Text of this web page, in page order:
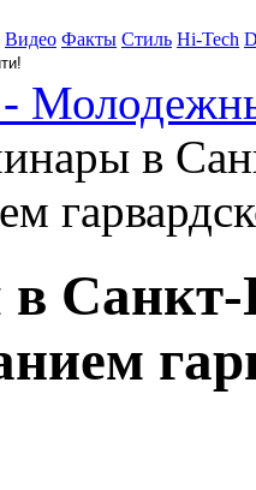
Видео Факты Стиль Hi-Tech
в
Санкт-